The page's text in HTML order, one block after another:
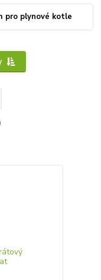
pro plynové kotle